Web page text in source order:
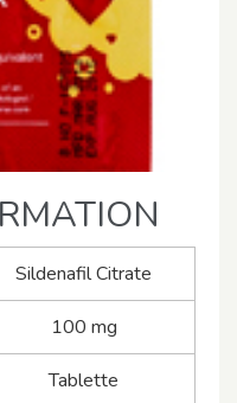
Sildenafil Citrate
100 mg
Tablette